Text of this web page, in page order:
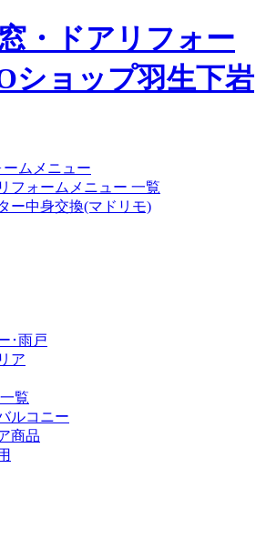
ムメニュー
フォームメニュー 一覧
ー中身交換(マドリモ)
･雨戸
ア
覧
ルコニー
商品